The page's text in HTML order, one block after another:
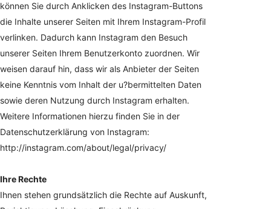
können Sie durch Anklicken des Instagram-Buttons
die Inhalte unserer Seiten mit Ihrem Instagram-Profil
verlinken. Dadurch kann Instagram den Besuch
unserer Seiten Ihrem Benutzerkonto zuordnen. Wir
weisen darauf hin, dass wir als Anbieter der Seiten
keine Kenntnis vom Inhalt der u?bermittelten Daten
sowie deren Nutzung durch Instagram erhalten.
Weitere Informationen hierzu finden Sie in der
Datenschutzerklärung von Instagram:
http://instagram.com/about/legal/privacy/
Ihre Rechte
Ihnen stehen grundsätzlich die Rechte auf Auskunft,